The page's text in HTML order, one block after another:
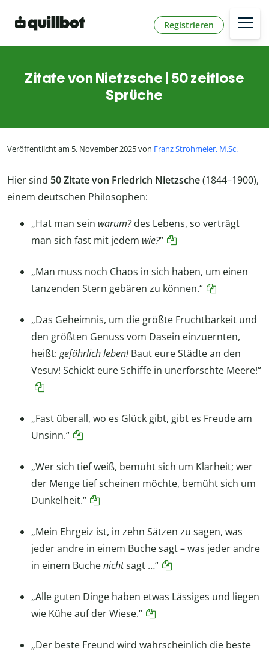
Registrieren
Zitate von Nietzsche | 50 zeitlose
Sprüche
Veröffentlicht am 5. November 2025 von Franz Strohmeier, M.Sc.
Hier sind 50 Zitate von Friedrich Nietzsche(1844–1900),
einem deutschen Philosophen:
„Hat man sein warum?des Lebens, so verträgt
man sich fast mit jedem wie?“
„Man muss noch Chaos in sich haben, um einen
tanzenden Stern gebären zu können.“
„Das Geheimnis, um die größte Fruchtbarkeit und
den größten Genuss vom Dasein einzuernten,
heißt: gefährlich leben!Baut eure Städte an den
Vesuv! Schickt eure Schiffe in unerforschte Meere!“
„Fast überall, wo es Glück gibt, gibt es Freude am
Unsinn.“
„Wer sich tief weiß, bemüht sich um Klarheit; wer
der Menge tief scheinen möchte, bemüht sich um
Dunkelheit.“
„Mein Ehrgeiz ist, in zehn Sätzen zu sagen, was
jeder andre in einem Buche sagt – was jeder andre
in einem Buchenichtsagt …“
„Alle guten Dinge haben etwas Lässiges und liegen
wie Kühe auf der Wiese.“
„Der beste Freund wird wahrscheinlich die beste